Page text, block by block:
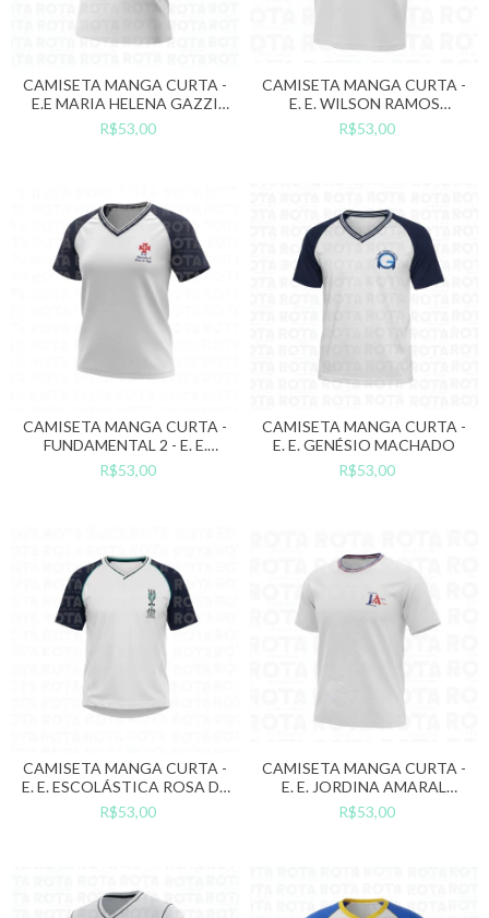
CAMISETA MANGA CURTA -
E.E MARIA HELENA GAZZI
BONADIO
R$53,00
CAMISETA MANGA CURTA -
E. E. WILSON RAMOS
BRANDÃO
R$53,00
CAMISETA MANGA CURTA -
FUNDAMENTAL 2 - E. E.
VISCONDE DE PORTO
SEGURO
R$53,00
CAMISETA MANGA CURTA -
E. E. GENÉSIO MACHADO
R$53,00
CAMISETA MANGA CURTA -
E. E. ESCOLÁSTICA ROSA DE
ALMEIDA
R$53,00
CAMISETA MANGA CURTA -
E. E. JORDINA AMARAL
ARRUDA
R$53,00